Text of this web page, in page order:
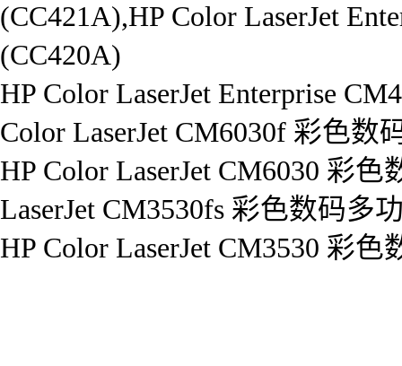
(CC421A),HP Color LaserJet
(CC420A)
HP Color LaserJet Enterprise
Color LaserJet CM6030f 彩色数
HP Color LaserJet CM6030 彩
LaserJet CM3530fs 彩色数码多
HP Color LaserJet CM3530 彩